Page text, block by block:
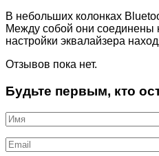
В небольших колонках
Между собой они соединены
настройки эквалайзера
Отзывов пока нет.
Будьте первым, кто